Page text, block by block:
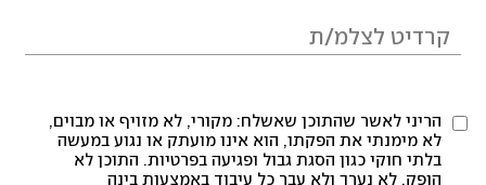
הריני לאשר שהתוכן שאשלח: מקורי, לא מזויף או מבוים,
לא מימנתי את הפקתו, הוא אינו מועתק או נגוע במעשה
בלתי חוקי כגון הסגת גבול ופגיעה בפרטיות. התוכן לא
הופק, לא נערך ולא עבר כל עיבוד באמצעות בינה